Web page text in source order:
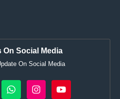
On Social Media
On Social Media